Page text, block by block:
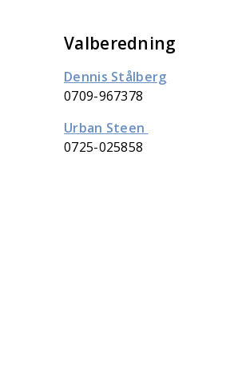
Valberedning
Dennis Stålberg
0709-967378
Urban Steen
0725-025858